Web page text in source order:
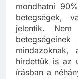
helyen, mint
mondhatni
betegségek,
jelentik.
hirdettük is az